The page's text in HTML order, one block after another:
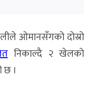
ओमानसँगको दोस्रो
निकाल्दै २ खेलको
छ ।